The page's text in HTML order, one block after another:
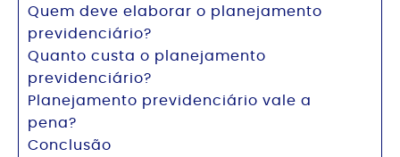
Quem deve elaborar o planejamento
previdenciário?
Quanto custa o planejamento
previdenciário?
Planejamento previdenciário vale a
pena?
Conclusão